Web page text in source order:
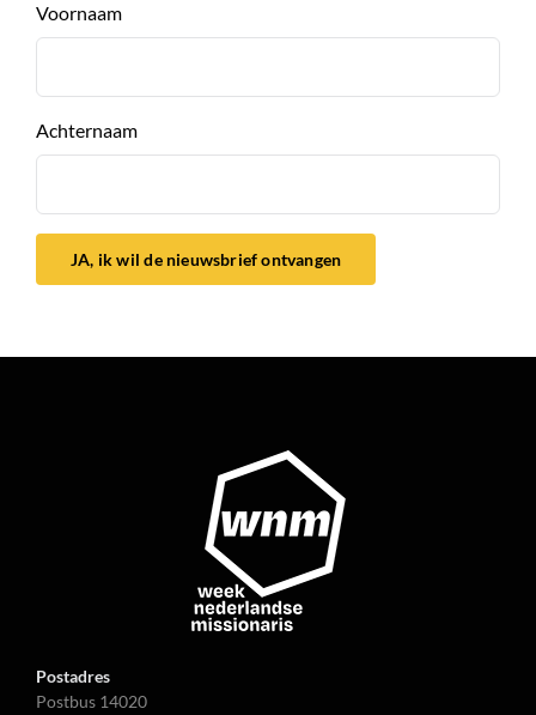
Voornaam
Achternaam
JA, ik wil de nieuwsbrief ontvangen
Postadres
Postbus 14020